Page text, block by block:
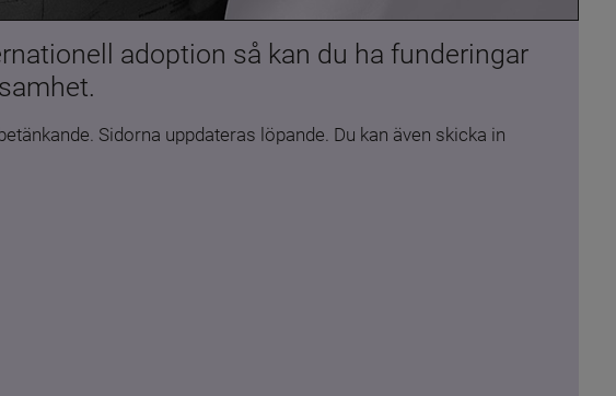
adoption så kan du ha funderingar
Sidorna uppdateras löpande. Du kan även skicka in